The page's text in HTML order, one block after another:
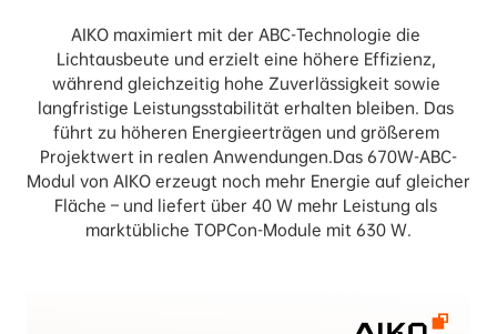
AIKO maximiert mit der ABC-Technologie die
Lichtausbeute und erzielt eine höhere Effizienz,
während gleichzeitig hohe Zuverlässigkeit sowie
langfristige Leistungsstabilität erhalten bleiben. Das
führt zu höheren Energieerträgen und größerem
Projektwert in realen Anwendungen.Das 670W-ABC-
Modul von AIKO erzeugt noch mehr Energie auf gleicher
Fläche – und liefert über 40 W mehr Leistung als
marktübliche TOPCon-Module mit 630 W.